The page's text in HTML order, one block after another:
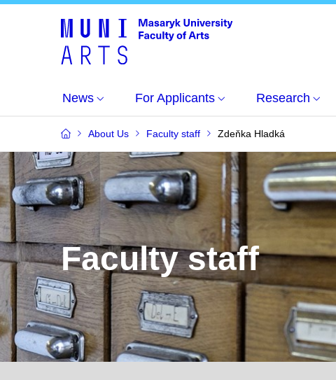
News For Applicants Research
About Us Faculty staff Zdeňka Hladká
Faculty staff